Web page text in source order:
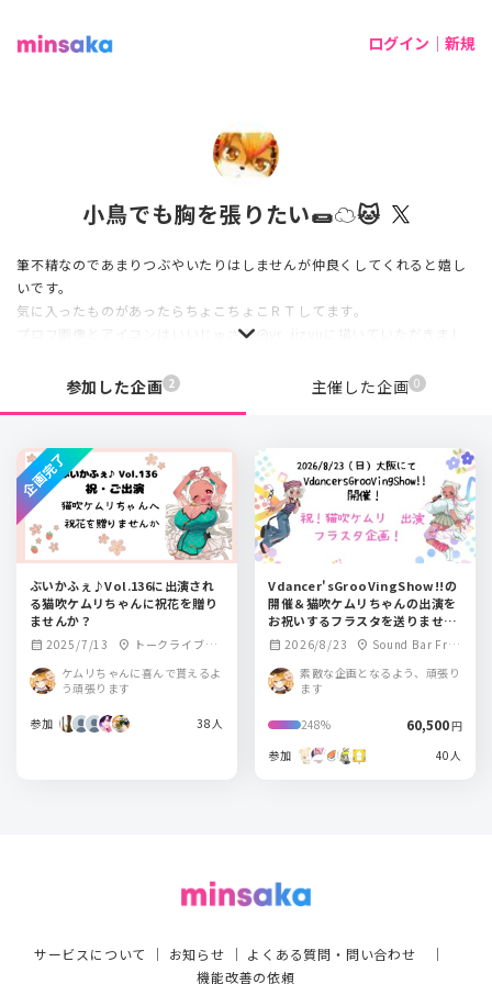
ログイン｜新規
小鳥でも胸を張りたい🌯☁🐱
筆不精なのであまりつぶやいたりはしませんが仲良くしてくれると嬉し
いです。
気に入ったものがあったらちょこちょこＲＴしてます。
プロフ画像とアイコンはいいじゅさん@vr_iizyuに描いていただきまし
参加した企画 2 主催した企画 0
ぶいかふぇ♪Vol.136に出演され
る猫吹ケムリちゃんに祝花を贈り
ませんか？
calendar_month 2025/7/13 location_on トークライブ＆
バー from Scratc
h
ケムリちゃんに喜んで貰えるよ
う頑張ります
参加 38人
企画完了
Vdancer'sGrooVingShow!!の
開催＆猫吹ケムリちゃんの出演を
お祝いするフラスタを送りません
か？
calendar_month 2026/8/23 location_on Sound Bar Frej
素敵な企画となるよう、頑張り
ます
248% 60,500円
参加
40人
サービスについて ｜ お知らせ ｜ よくある質問・問い合わせ ｜
機能改善の依頼